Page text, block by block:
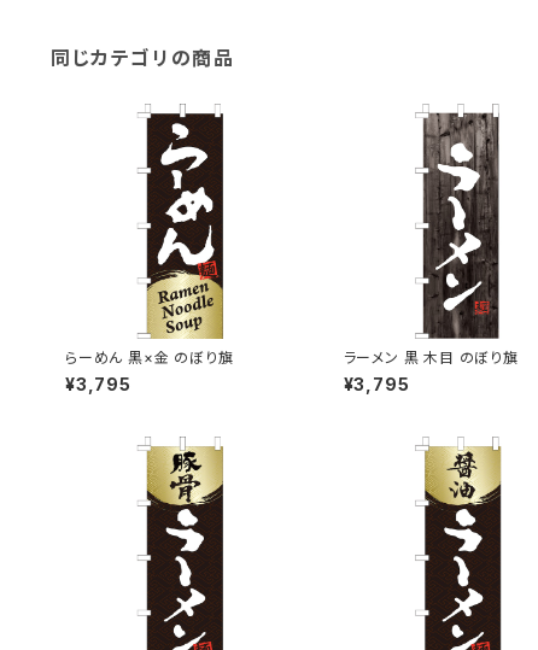
同じカテゴリの商品
らーめん 黒×金 のぼり旗
¥3,795
ラーメン 黒 木目 のぼり旗
¥3,795